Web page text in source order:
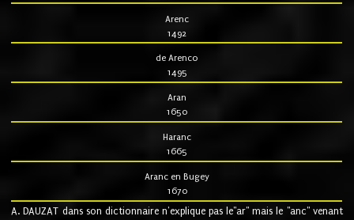
Arenc
1492
de Arenco
1495
Aran
1650
Haranc
1665
Aranc en Bugey
1670
A. DAUZAT dans son dictionnaire n'explique pas le"ar" mais le "anc" venant